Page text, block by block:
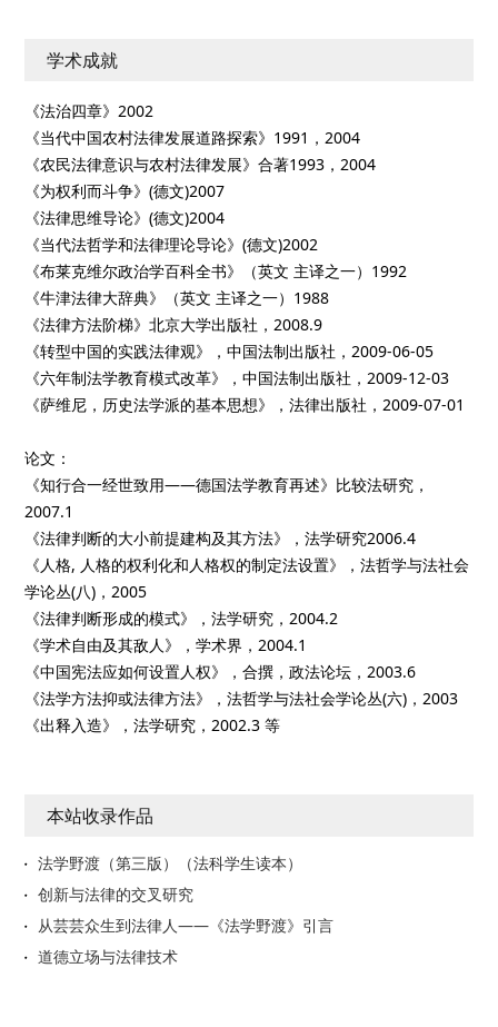
学术成就
《法治四章》2002
《当代中国农村法律发展道路探索》1991，2004
《农民法律意识与农村法律发展》合著1993，2004
《为权利而斗争》(德文)2007
《法律思维导论》(德文)2004
《当代法哲学和法律理论导论》(德文)2002
《布莱克维尔政治学百科全书》（英文 主译之一）1992
《牛津法律大辞典》（英文 主译之一）1988
《法律方法阶梯》北京大学出版社，2008.9
《转型中国的实践法律观》，中国法制出版社，2009-06-05
《六年制法学教育模式改革》，中国法制出版社，2009-12-03
《萨维尼，历史法学派的基本思想》，法律出版社，2009-07-01
论文：
《知行合一经世致用——德国法学教育再述》比较法研究，
2007.1
《法律判断的大小前提建构及其方法》，法学研究2006.4
《人格, 人格的权利化和人格权的制定法设置》，法哲学与法社会
学论丛(八)，2005
《法律判断形成的模式》，法学研究，2004.2
《学术自由及其敌人》，学术界，2004.1
《中国宪法应如何设置人权》，合撰，政法论坛，2003.6
《法学方法抑或法律方法》，法哲学与法社会学论丛(六)，2003
《出释入造》，法学研究，2002.3 等
本站收录作品
法学野渡（第三版）（法科学生读本）
创新与法律的交叉研究
从芸芸众生到法律人——《法学野渡》引言
道德立场与法律技术